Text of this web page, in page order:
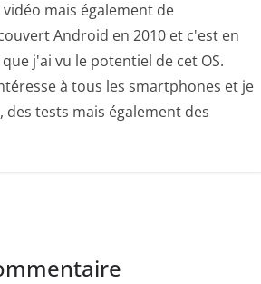
mais également de
Android en 2010 et c'est en
j'ai vu le potentiel de cet OS.
à tous les smartphones et je
tests mais également des